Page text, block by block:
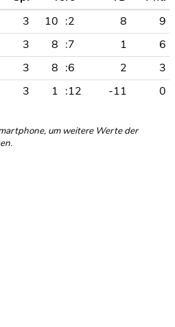
3 10 :2 8
9
3 8 :7 1
6
3 8 :6 2
3
3 1 :12 -11 0